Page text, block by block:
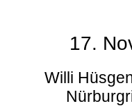
17.
Willi